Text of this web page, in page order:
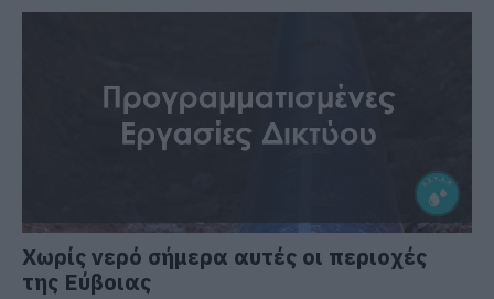
Χωρίς νερό σήμερα αυτές οι περιοχές
της Εύβοιας